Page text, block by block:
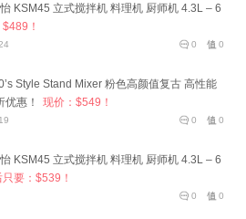
KSM45 立式搅拌机 料理机 厨师机 4.3L – 6
！
0
0
Style Stand Mixer 粉色高颜值复古 高性能
优惠！
现价：$549！
0
0
KSM45 立式搅拌机 料理机 厨师机 4.3L – 6
要：$539！
0
0